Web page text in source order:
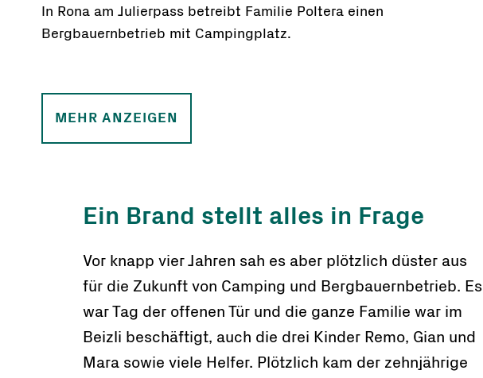
In Rona am Julierpass betreibt Familie Poltera einen
Bergbauernbetrieb mit Campingplatz.
MEHR ANZEIGEN
Ein Brand stellt alles in Frage
Vor knapp vier Jahren sah es aber plötzlich düster aus
für die Zukunft von Camping und Bergbauernbetrieb. Es
war Tag der offenen Tür und die ganze Familie war im
Beizli beschäftigt, auch die drei Kinder Remo, Gian und
Mara sowie viele Helfer. Plötzlich kam der zehnjährige